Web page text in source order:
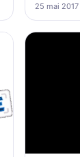
25 mai 2017